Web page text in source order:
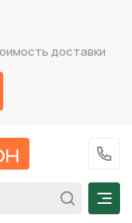
доставки
+7